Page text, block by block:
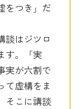
をつき」だ
談はジツロ
す。「実
実が六割で
て虚構をま
そこに講談